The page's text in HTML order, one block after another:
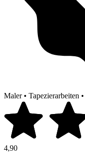
Maler • Tapezierarbeiten •
4,90